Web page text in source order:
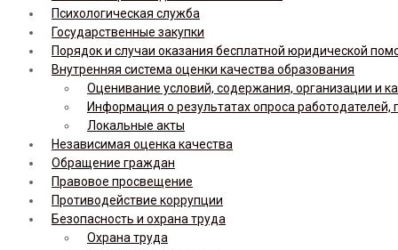
Психологическая служба
Государственные закупки
Порядок и случаи оказания бесплатной юридической
Внутренняя система оценки качества образования
Оценивание условий, содержания, организации и
Информация о результатах опроса
Локальные акты
Независимая оценка качества
Обращение граждан
Правовое просвещение
Противодействие коррупции
Безопасность и охрана труда
Охрана труда